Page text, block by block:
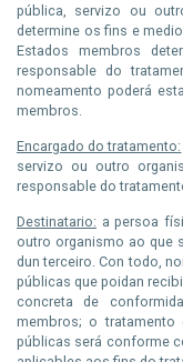
pública, servizo ou
determine os fins e
Estados membros
responsable do
nomeamento poderá
membros.
Encargado do tratamento:
servizo ou outro
responsable do
Destinatario: a persoa
outro organismo ao que
dun terceiro. Con todo,
públicas que poidan
concreta de
membros; o tratamento
públicas será conforme